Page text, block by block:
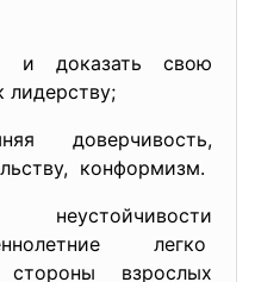
и доказать свою
лидерству;
доверчивость,
конформизм.
легко
стороны взрослых